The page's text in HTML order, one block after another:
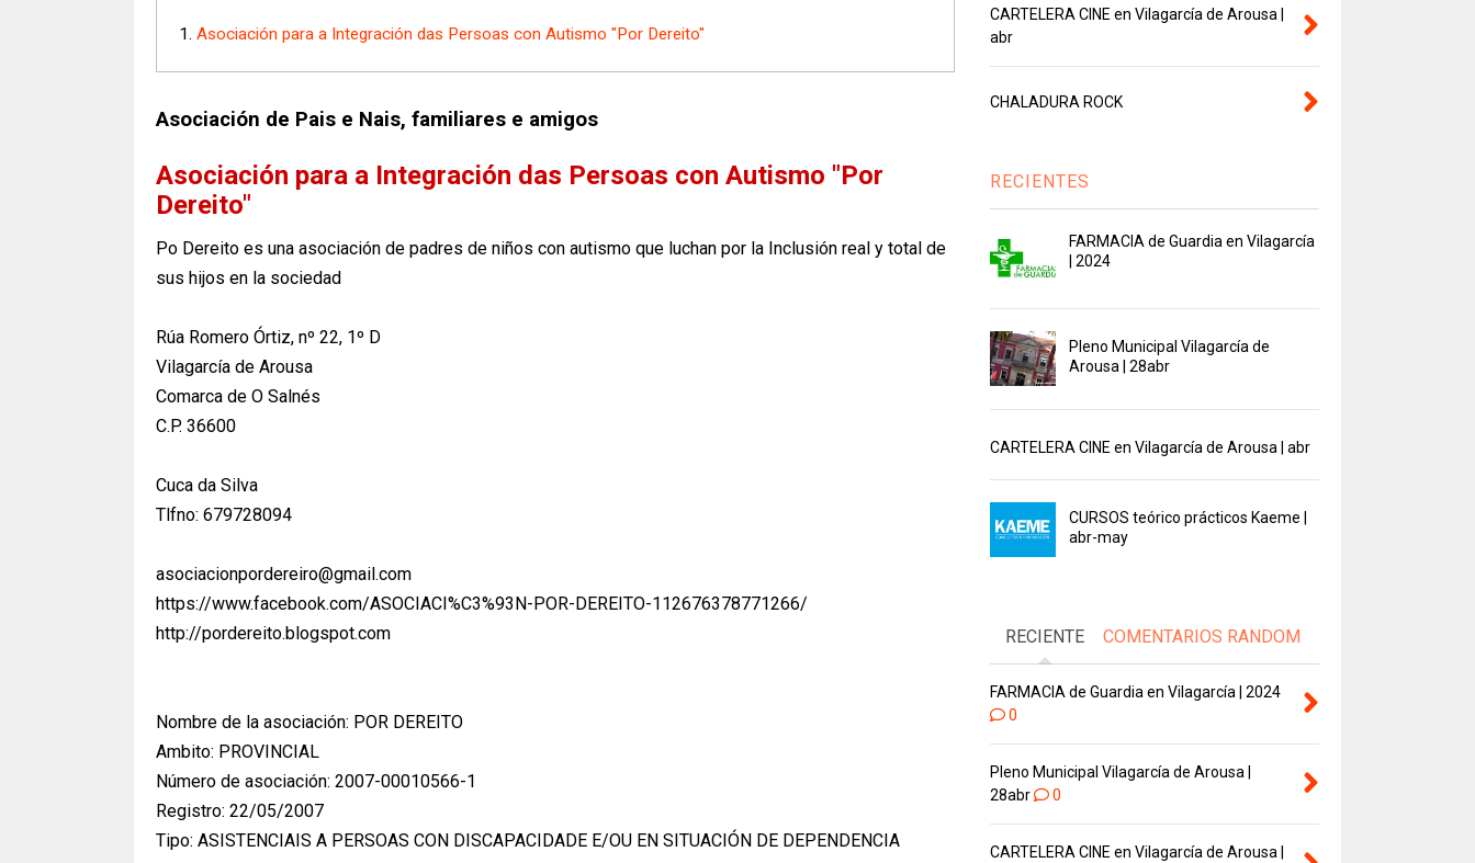
Asociación para a Integración das Persoas con Autismo "Por Dereito"
Asociación de Pais e Nais, familiares e amigos
Asociación para a Integración das Persoas con Autismo "Por
Dereito"
Po Dereito es una asociación de padres de niños con autismo que luchan por la Inclusión real y total de
sus hijos en la sociedad
Rúa Romero Órtiz, nº 22, 1º D
Vilagarcía de Arousa
Comarca de O Salnés
C.P. 36600
Cuca da Silva
Tlfno: 679728094
asociacionpordereiro@gmail.com
https://www.facebook.com/ASOCIACI%C3%93N-POR-DEREITO-112676378771266/
http://pordereito.blogspot.com
Nombre de la asociación: POR DEREITO
Ambito: PROVINCIAL
Número de asociación: 2007-00010566-1
Registro: 22/05/2007
Tipo: ASISTENCIAIS A PERSOAS CON DISCAPACIDADE E/OU EN SITUACIÓN DE DEPENDENCIA
CARTELERA CINE en Vilagarcía de Arousa |
abr
CHALADURA ROCK
RECIENTES
FARMACIA de Guardia en Vilagarcía
| 2024
Pleno Municipal Vilagarcía de
Arousa | 28abr
CARTELERA CINE en Vilagarcía de Arousa | abr
CURSOS teórico prácticos Kaeme |
abr-may
RECIENTE COMENTARIOS RANDOM
FARMACIA de Guardia en Vilagarcía | 2024
0
Pleno Municipal Vilagarcía de Arousa |
28abr
0
CARTELERA CINE en Vilagarcía de Arousa |